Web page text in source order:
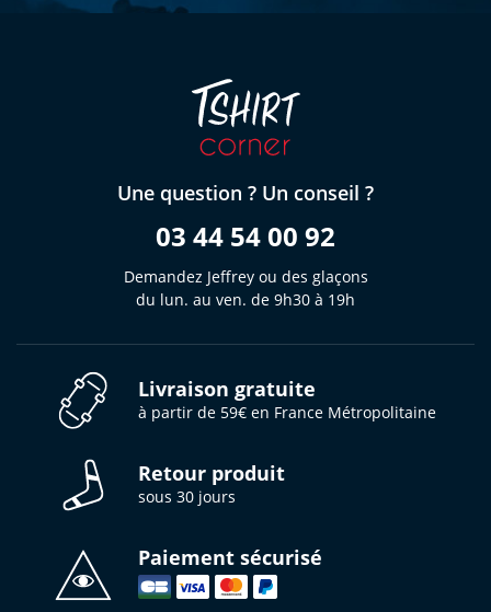
Une question ? Un conseil ?
03 44 54 00 92
Demandez Jeffrey ou des glaçons
du lun. au ven. de 9h30 à 19h
Livraison gratuite
à partir de 59€ en France Métropolitaine
Retour produit
sous 30 jours
Paiement sécurisé